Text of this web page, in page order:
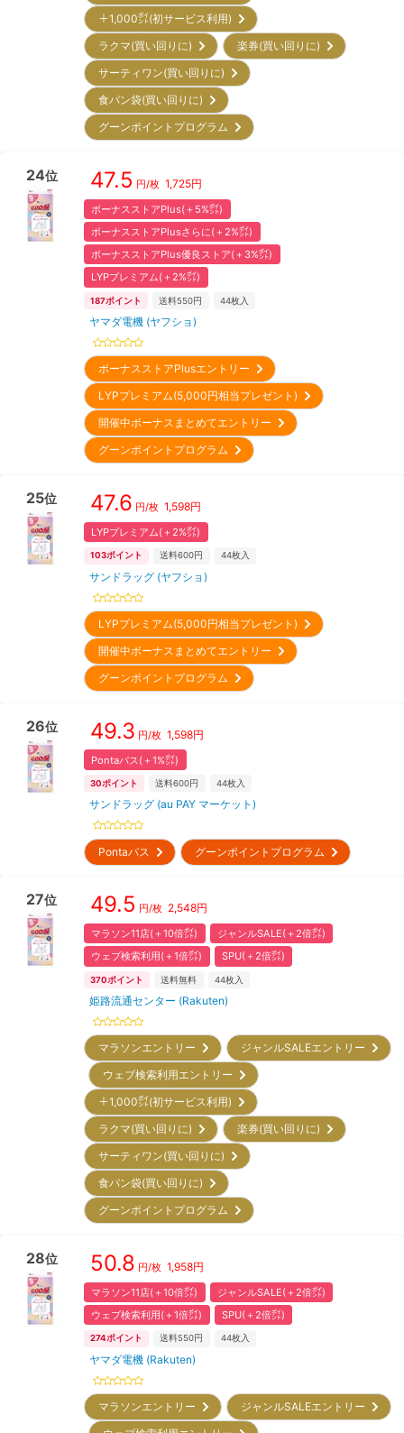
＋1,000㌽(初サービス利用)
ラクマ(買い回りに)
楽券(買い回りに)
サーティワン(買い回りに)
食パン袋(買い回りに)
グーンポイントプログラム
24位 47.5 円/枚 1,725円
ボーナスストアPlus(＋5%㌽)
ボーナスストアPlusさらに(＋2%㌽)
ボーナスストアPlus優良ストア(＋3%㌽)
LYPプレミアム(＋2%㌽)
187ポイント 送料550円 44枚入
ヤマダ電機 (ヤフショ)
ボーナスストアPlusエントリー
LYPプレミアム(5,000円相当プレゼント)
開催中ボーナスまとめてエントリー
グーンポイントプログラム
25位 47.6 円/枚 1,598円
LYPプレミアム(＋2%㌽)
103ポイント 送料600円 44枚入
サンドラッグ (ヤフショ)
LYPプレミアム(5,000円相当プレゼント)
開催中ボーナスまとめてエントリー
グーンポイントプログラム
26位 49.3 円/枚 1,598円
Pontaパス(＋1%㌽)
30ポイント 送料600円 44枚入
サンドラッグ (au PAY マーケット)
Pontaパス グーンポイントプログラム
27位 49.5 円/枚 2,548円
マラソン11店(＋10倍㌽)
ジャンルSALE(＋2倍㌽)
ウェブ検索利用(＋1倍㌽)
SPU(＋2倍㌽)
370ポイント 送料無料 44枚入
姫路流通センター (Rakuten)
マラソンエントリー
ジャンルSALEエントリー
ウェブ検索利用エントリー
＋1,000㌽(初サービス利用)
ラクマ(買い回りに)
楽券(買い回りに)
サーティワン(買い回りに)
食パン袋(買い回りに)
グーンポイントプログラム
28位 50.8 円/枚 1,958円
マラソン11店(＋10倍㌽)
ジャンルSALE(＋2倍㌽)
ウェブ検索利用(＋1倍㌽)
SPU(＋2倍㌽)
274ポイント 送料550円 44枚入
ヤマダ電機 (Rakuten)
マラソンエントリー
ジャンルSALEエントリー